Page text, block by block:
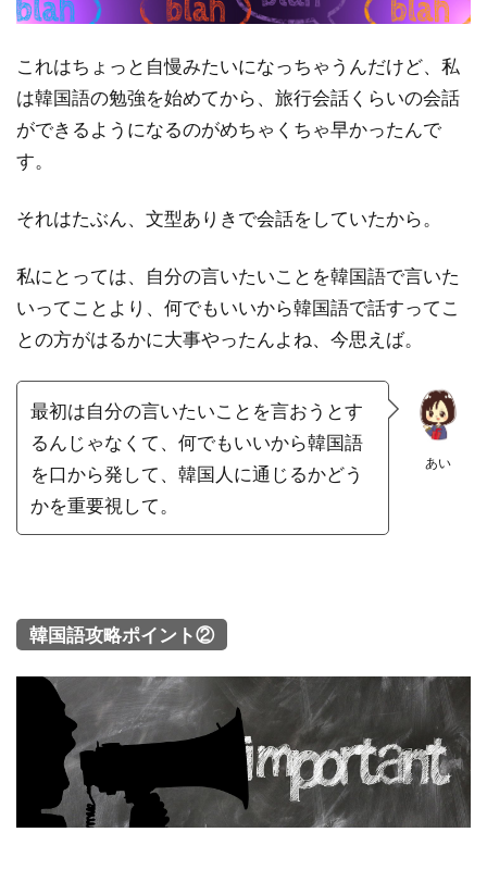
これはちょっと自慢みたいになっちゃうんだけど、私
は韓国語の勉強を始めてから、旅行会話くらいの会話
ができるようになるのがめちゃくちゃ早かったんで
す。
それはたぶん、文型ありきで会話をしていたから。
私にとっては、自分の言いたいことを韓国語で言いた
いってことより、何でもいいから韓国語で話すってこ
との方がはるかに大事やったんよね、今思えば。
あい
最初は自分の言いたいことを言おうとす
るんじゃなくて、何でもいいから韓国語
を口から発して、韓国人に通じるかどう
かを重要視して。
韓国語攻略ポイント②